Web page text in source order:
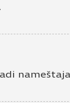
nameštaja